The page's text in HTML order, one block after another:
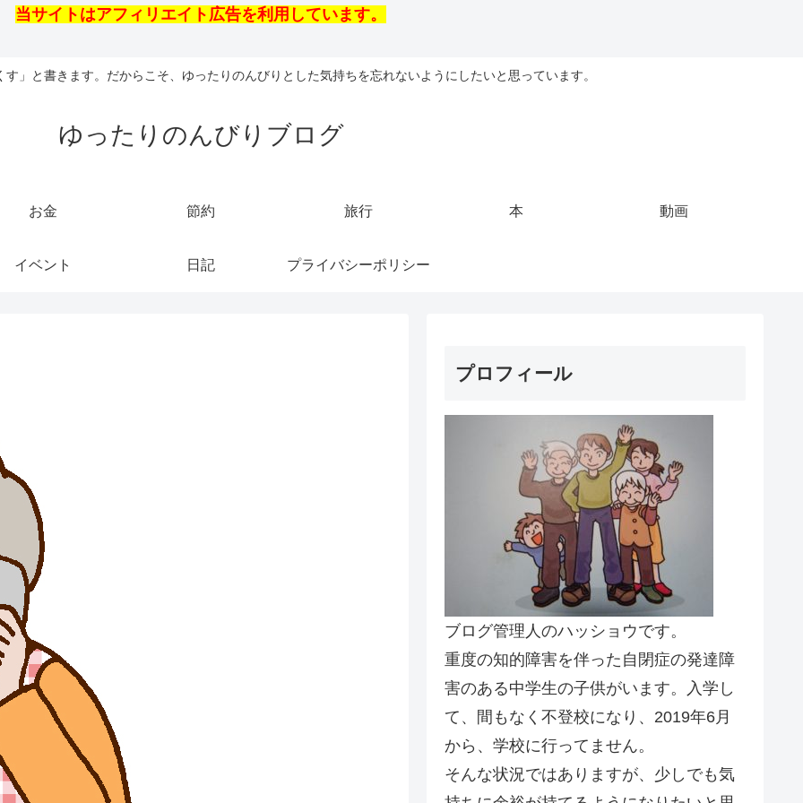
当サイトはアフィリエイト広告を利用しています。
」と書きます。だからこそ、ゆったりのんびりとした気持ちを忘れないようにしたいと思っています。
ゆったりのんびりブログ
お金 節約 旅行 本 動画
イベント 日記 プライバシーポリシー
プロフィール
ブログ管理人のハッショウです。
重度の知的障害を伴った自閉症の発達障
害のある中学生の子供がいます。入学し
て、間もなく不登校になり、2019年6月
から、学校に行ってません。
そんな状況ではありますが、少しでも気